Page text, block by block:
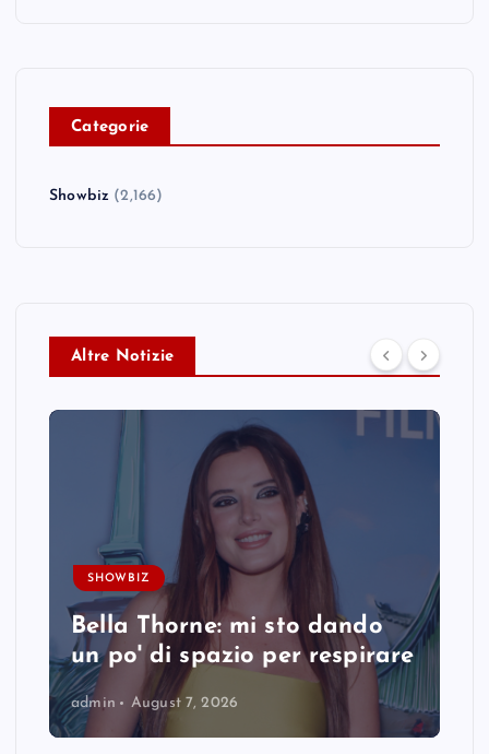
Categorie
Showbiz (2,166)
Altre Notizie
SHOWBIZ
Bella Thorne: mi sto dando
un po' di spazio per respirare
admin August 7, 2026